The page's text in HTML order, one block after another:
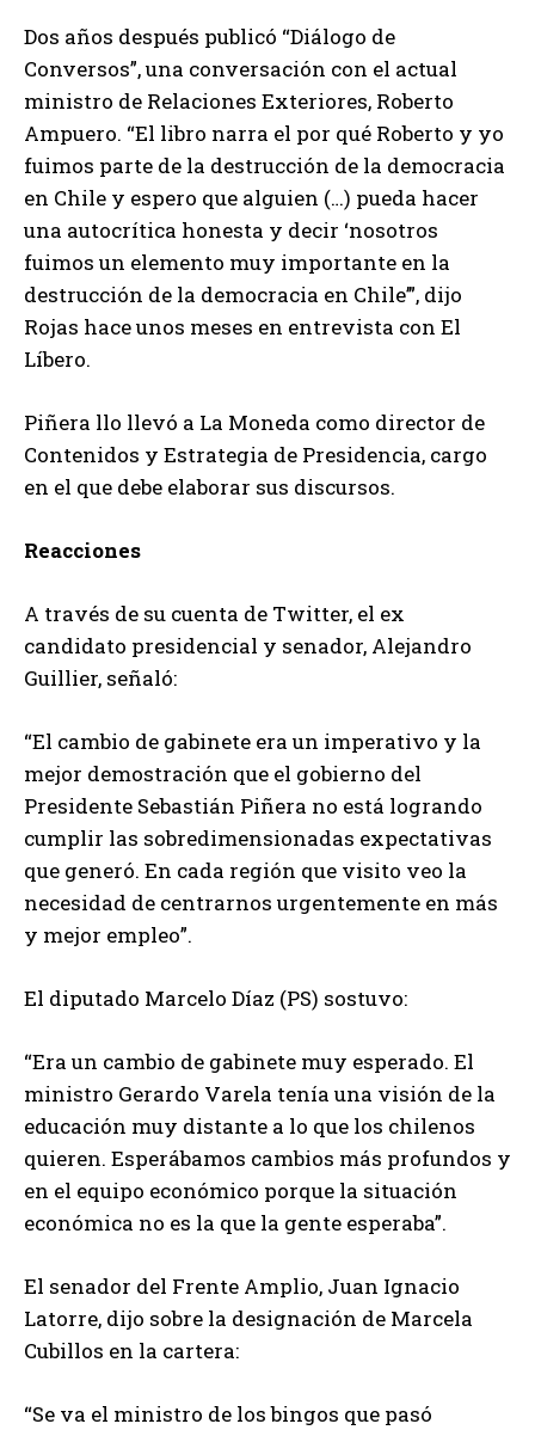
Dos años después publicó “Diálogo de
Conversos”, una conversación con el actual
ministro de Relaciones Exteriores, Roberto
Ampuero. “El libro narra el por qué Roberto y yo
fuimos parte de la destrucción de la democracia
en Chile y espero que alguien (…) pueda hacer
una autocrítica honesta y decir ‘nosotros
fuimos un elemento muy importante en la
destrucción de la democracia en Chile’”, dijo
Rojas hace unos meses en entrevista con El
Líbero.
Piñera llo llevó a La Moneda como director de
Contenidos y Estrategia de Presidencia, cargo
en el que debe elaborar sus discursos.
Reacciones
A través de su cuenta de Twitter, el ex
candidato presidencial y senador, Alejandro
Guillier, señaló:
“El cambio de gabinete era un imperativo y la
mejor demostración que el gobierno del
Presidente Sebastián Piñera no está logrando
cumplir las sobredimensionadas expectativas
que generó. En cada región que visito veo la
necesidad de centrarnos urgentemente en más
y mejor empleo”.
El diputado Marcelo Díaz (PS) sostuvo:
“Era un cambio de gabinete muy esperado. El
ministro Gerardo Varela tenía una visión de la
educación muy distante a lo que los chilenos
quieren. Esperábamos cambios más profundos y
en el equipo económico porque la situación
económica no es la que la gente esperaba”.
El senador del Frente Amplio, Juan Ignacio
Latorre, dijo sobre la designación de Marcela
Cubillos en la cartera:
“Se va el ministro de los bingos que pasó